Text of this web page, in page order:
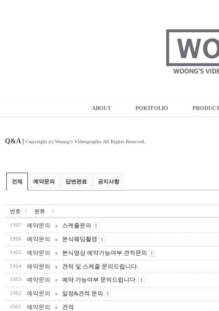
ABOUT PORTFOLIO PRODUCT
Q&A | Copyright (c) Woong's Videography All Rights Reserved.
전체 예약문의 답변완료 공지사항
번호 분류
1907 예약문의 스케쥴문의 1
1906 예약문의 본식웨딩촬영 1
1905 예약문의 본식영상 예약가능여부 견적문의 1
1904 예약문의 견적 및 스케줄 문의드립니다.
1903 예약문의 예약 가능여부 문의드립니다. 1
1902 예약문의 일정&견적 문의 1
1901 예약문의 견적